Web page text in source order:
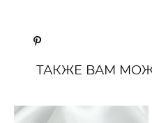
ТАКЖЕ ВАМ